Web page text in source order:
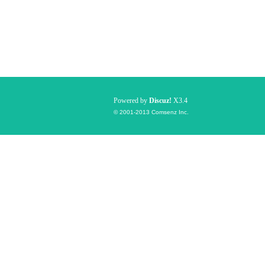
Powered by Discuz! X3.4
© 2001-2013 Comsenz Inc.